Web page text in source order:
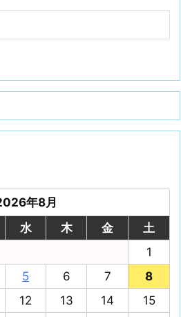
年8月
水 木 金
土
1
5 6 7
8
12 13 14
15